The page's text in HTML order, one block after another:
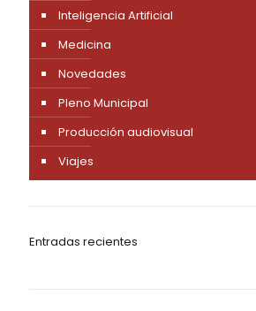
Inteligencia Artificial
Medicina
Novedades
Pleno Municipal
Producción audiovisual
Viajes
Entradas recientes